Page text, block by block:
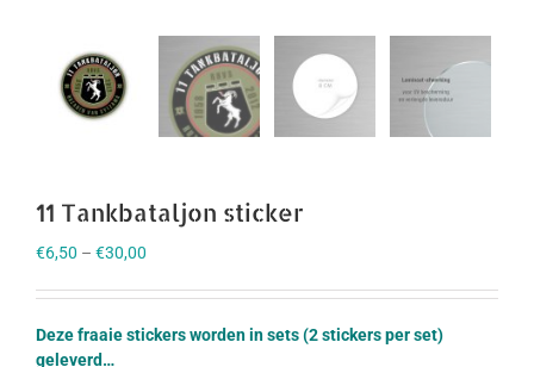
11 Tankbataljon sticker
€6,50 – €30,00
Deze fraaie stickers worden in sets (2 stickers per set)
geleverd…